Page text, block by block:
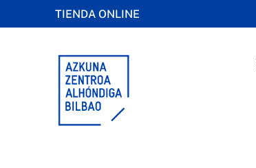
TIENDA ONLINE